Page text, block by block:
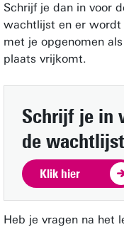
Schrijf je dan in voor
wachtlijst en er
met je opgenomen
plaats vrijkomt.
Schrijf je in
de wachtlijst
Klik hier
Heb je vragen na het